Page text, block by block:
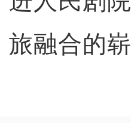
旅融合的